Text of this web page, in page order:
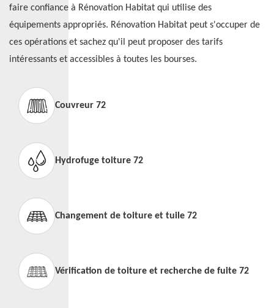
faire confiance à Rénovation Habitat qui utilise des
équipements appropriés. Rénovation Habitat peut s'occuper de
ces opérations et sachez qu'il peut proposer des tarifs
intéressants et accessibles à toutes les bourses.
Couvreur 72
Hydrofuge toiture 72
Changement de toiture et tuile 72
Vérification de toiture et recherche de fuite 72